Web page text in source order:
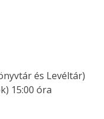
és Levéltár)
15:00 óra